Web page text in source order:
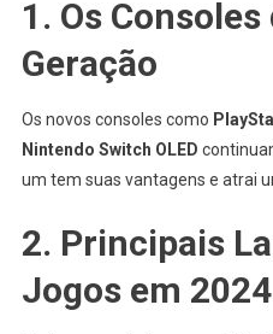
1. Os Consoles
Geração
Os novos consoles como
Nintendo Switch OLED
um tem suas vantagens e atrai
2. Principais
Jogos em 2024